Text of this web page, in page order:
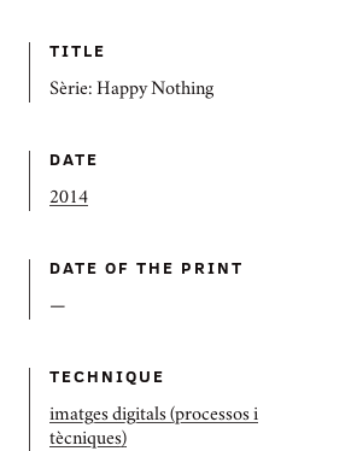
TITLE
Sèrie: Happy Nothing
DATE
2014
DATE OF THE PRINT
—
TECHNIQUE
imatges digitals (processos i
tècniques)